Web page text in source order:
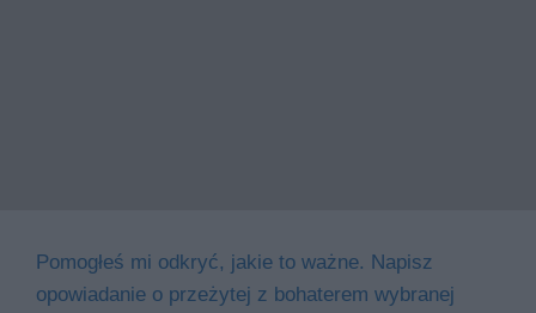
Pomogłeś mi odkryć, jakie to ważne. Napisz
opowiadanie o przeżytej z bohaterem wybranej